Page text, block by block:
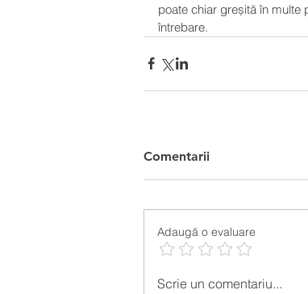
poate chiar greșită în
întrebare.
Comentarii
Adaugă o evaluare
Scrie un comentariu...